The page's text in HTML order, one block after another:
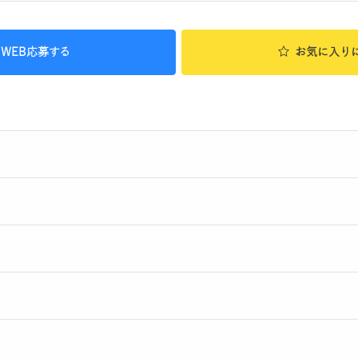
WEB応募する お気に入り